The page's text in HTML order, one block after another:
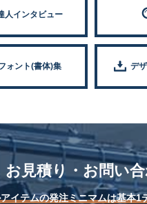
人インタビュー
ォント(書体)集 デ
お見積り・お問い
イテムの発注ミニマムは基本1